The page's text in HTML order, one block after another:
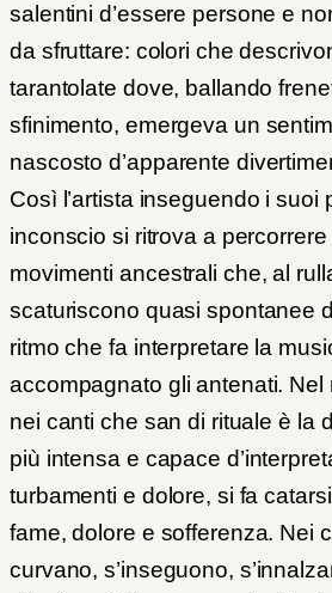
salentini d’essere persone e
da sfruttare: colori che
tarantolate dove, ballando
sfinimento, emergeva un
nascosto d’apparente
Così l’artista inseguendo i suoi
inconscio si ritrova a
movimenti ancestrali che, al
scaturiscono quasi spontanee
ritmo che fa interpretare la
accompagnato gli antenati. Nel
nei canti che san di rituale è la
più intensa e capace
turbamenti e dolore, si fa
fame, dolore e sofferenza. Nei
curvano, s’inseguono,